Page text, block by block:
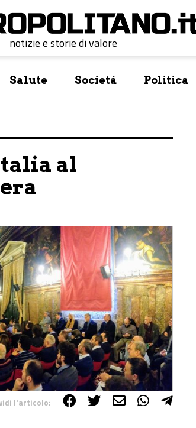
notizie e storie di valore
Salute Società Politica
al
l'articolo: